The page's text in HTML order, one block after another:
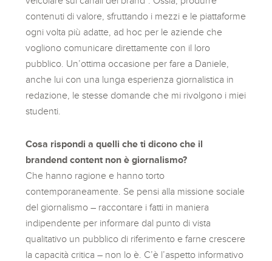
contenuti di valore, sfruttando i mezzi e le piattaforme
ogni volta più adatte, ad hoc per le aziende che
vogliono comunicare direttamente con il loro
pubblico. Un’ottima occasione per fare a Daniele,
anche lui con una lunga esperienza giornalistica in
redazione, le stesse domande che mi rivolgono i miei
studenti.
Cosa rispondi a quelli che ti dicono che il
brandend content non è giornalismo?
Che hanno ragione e hanno torto
contemporaneamente. Se pensi alla missione sociale
del giornalismo – raccontare i fatti in maniera
indipendente per informare dal punto di vista
qualitativo un pubblico di riferimento e farne crescere
la capacità critica – non lo è. C’è l’aspetto informativo